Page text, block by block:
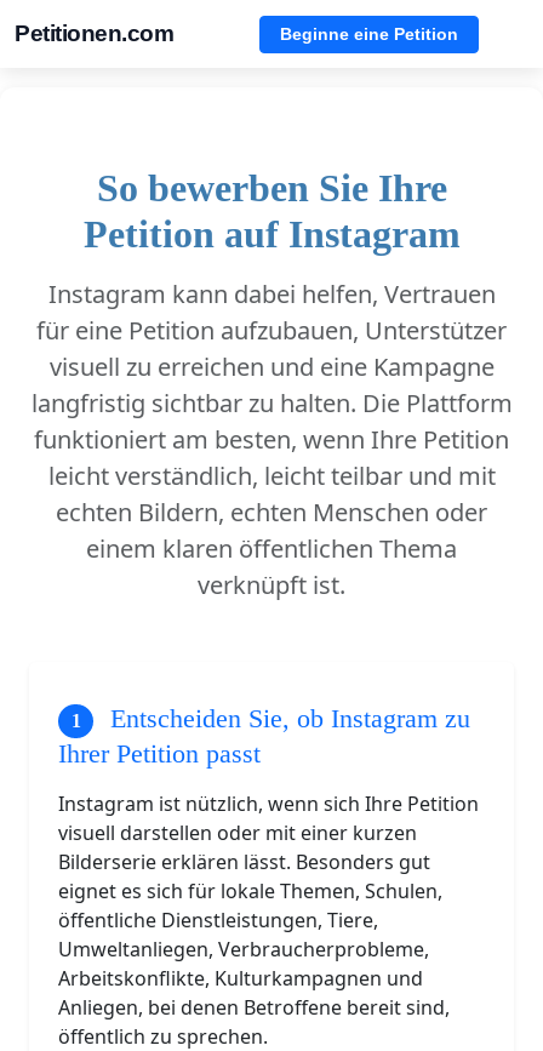
Petitionen.com Beginne eine Petition
So bewerben Sie Ihre
Petition auf Instagram
Instagram kann dabei helfen, Vertrauen
für eine Petition aufzubauen, Unterstützer
visuell zu erreichen und eine Kampagne
langfristig sichtbar zu halten. Die Plattform
funktioniert am besten, wenn Ihre Petition
leicht verständlich, leicht teilbar und mit
echten Bildern, echten Menschen oder
einem klaren öffentlichen Thema
verknüpft ist.
Entscheiden Sie, ob Instagram zu
Ihrer Petition passt
Instagram ist nützlich, wenn sich Ihre Petition
visuell darstellen oder mit einer kurzen
Bilderserie erklären lässt. Besonders gut
eignet es sich für lokale Themen, Schulen,
öffentliche Dienstleistungen, Tiere,
Umweltanliegen, Verbraucherprobleme,
Arbeitskonflikte, Kulturkampagnen und
Anliegen, bei denen Betroffene bereit sind,
öffentlich zu sprechen.